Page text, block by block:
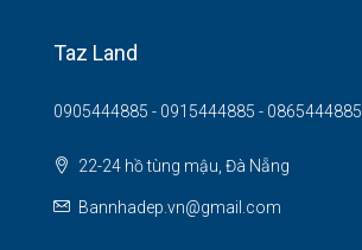
Taz Land
0905444885 - 0915444885 - 0865444885
22-24 hồ tùng mậu, Đà Nẵng
Bannhadep.vn@gmail.com